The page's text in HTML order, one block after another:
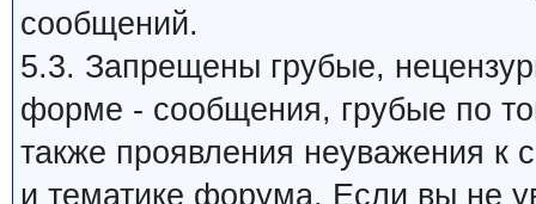
сообщений.
5.3. Запрещены грубые,
форме - сообщения, грубые по
также проявления неуважения
и тематике форума. Если вы не